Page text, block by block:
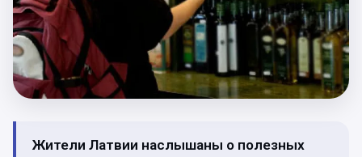
Жители Латвии наслышаны о полезных